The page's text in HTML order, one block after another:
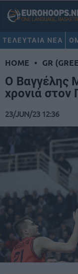
ΤΕΛΕΥΤΑΙΑ ΝΕΑ
HOME • GR
Ο Βαγγέλης
χρονιά
23/JUN/23 12:36